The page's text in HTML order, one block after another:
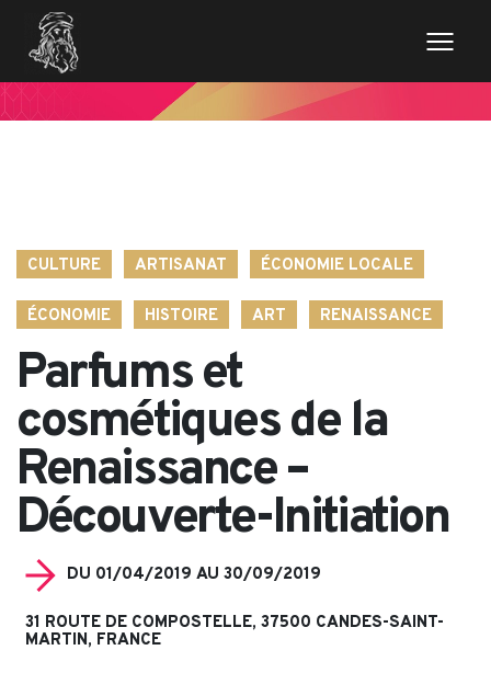
// Variables des champs de la page de news $imageentete
= get_field('image_entete'); ?>
CULTURE ARTISANAT ÉCONOMIE LOCALE
ÉCONOMIE HISTOIRE ART RENAISSANCE
Parfums et
cosmétiques de la
Renaissance –
Découverte-Initiation
DU 01/04/2019 AU 30/09/2019
31 ROUTE DE COMPOSTELLE, 37500 CANDES-SAINT-
MARTIN, FRANCE